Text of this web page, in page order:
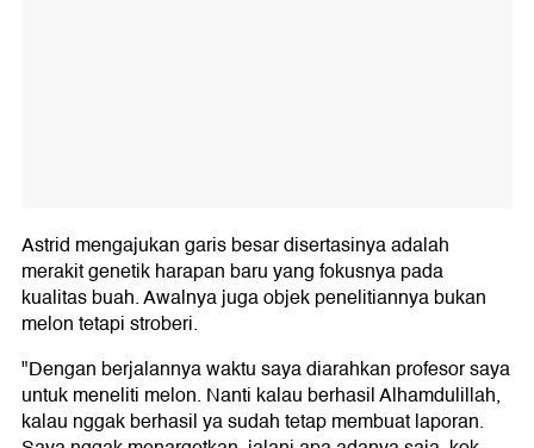
Astrid mengajukan garis besar disertasinya adalah
merakit genetik harapan baru yang fokusnya pada
kualitas buah. Awalnya juga objek penelitiannya bukan
melon tetapi stroberi.
"Dengan berjalannya waktu saya diarahkan profesor saya
untuk meneliti melon. Nanti kalau berhasil Alhamdulillah,
kalau nggak berhasil ya sudah tetap membuat laporan.